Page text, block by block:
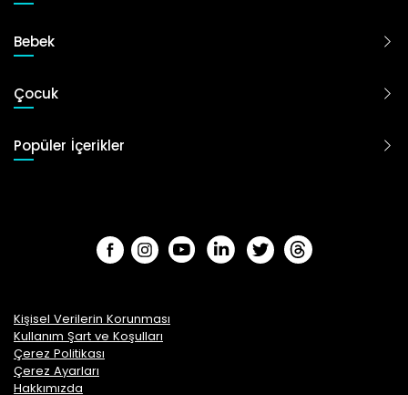
Bebek
Çocuk
Popüler İçerikler
Kişisel Verilerin Korunması
Kullanım Şart ve Koşulları
Çerez Politikası
Çerez Ayarları
Hakkımızda